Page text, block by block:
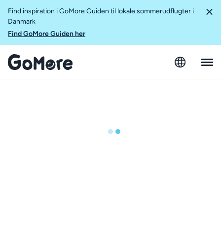
Find inspiration i GoMore Guiden til lokale sommerudflugter i
Danmark
Find GoMore Guiden her